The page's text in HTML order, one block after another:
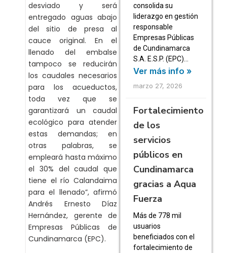
desviado y será
entregado aguas abajo
del sitio de presa al
cauce original. En el
llenado del embalse
tampoco se reducirán
los caudales necesarios
para los acueductos,
toda vez que se
garantizará un caudal
ecológico para atender
estas demandas; en
otras palabras, se
empleará hasta máximo
el 30% del caudal que
tiene el río Calandaima
para el llenado”, afirmó
Andrés Ernesto Díaz
Hernández, gerente de
Empresas Públicas de
Cundinamarca (EPC).
consolida su
liderazgo en gestión
responsable
Empresas Públicas
de Cundinamarca
S.A. E.S.P. (EPC)…
Ver más info »
marzo 27, 2026
Fortalecimiento
de los
servicios
públicos en
Cundinamarca
gracias a Aqua
Fuerza
Más de 778 mil
usuarios
beneficiados con el
fortalecimiento de